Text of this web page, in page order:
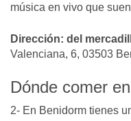
música en vivo que
Dirección: del
Valenciana, 6, 03503
Dónde comer
2- En Benidorm tienes